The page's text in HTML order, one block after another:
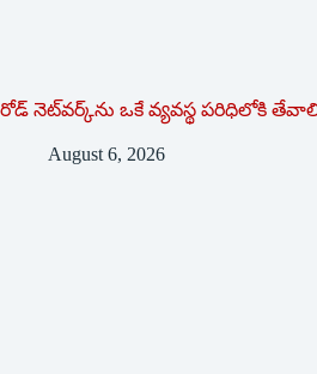
రోడ్ నెట్‌వర్క్‌ను ఒకే వ్య‌వ‌స్థ ప‌రిధిలోకి
August 6, 2026